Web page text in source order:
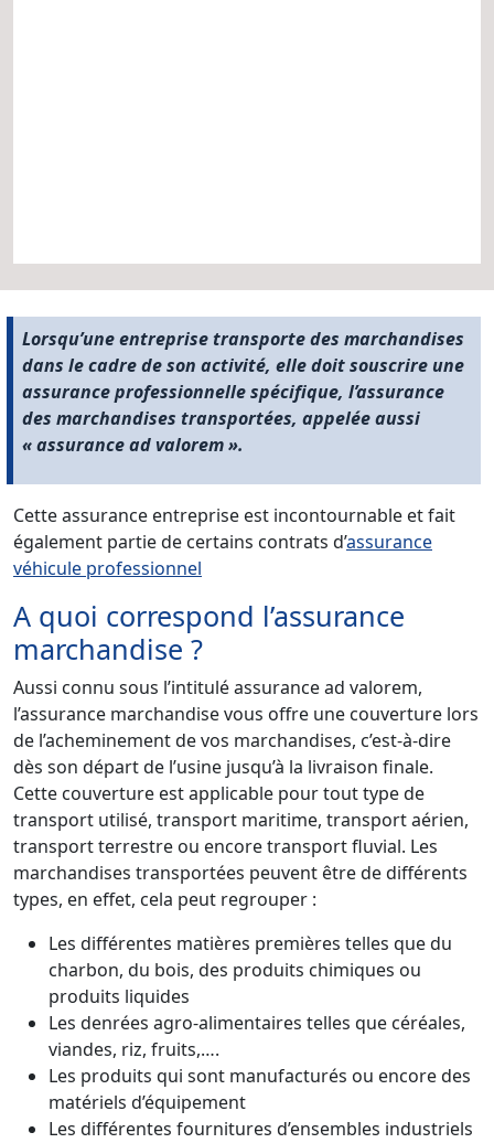
Lorsqu’une entreprise transporte des marchandises
dans le cadre de son activité, elle doit souscrire une
assurance professionnelle spécifique, l’assurance
des marchandises transportées, appelée aussi
« assurance ad valorem ».
Cette assurance entreprise est incontournable et fait
également partie de certains contrats d’assurance
véhicule professionnel
A quoi correspond l’assurance
marchandise ?
Aussi connu sous l’intitulé assurance ad valorem,
l’assurance marchandise vous offre une couverture lors
de l’acheminement de vos marchandises, c’est-à-dire
dès son départ de l’usine jusqu’à la livraison finale.
Cette couverture est applicable pour tout type de
transport utilisé, transport maritime, transport aérien,
transport terrestre ou encore transport fluvial. Les
marchandises transportées peuvent être de différents
types, en effet, cela peut regrouper :
Les différentes matières premières telles que du
charbon, du bois, des produits chimiques ou
produits liquides
Les denrées agro-alimentaires telles que céréales,
viandes, riz, fruits,….
Les produits qui sont manufacturés ou encore des
matériels d’équipement
Les différentes fournitures d’ensembles industriels